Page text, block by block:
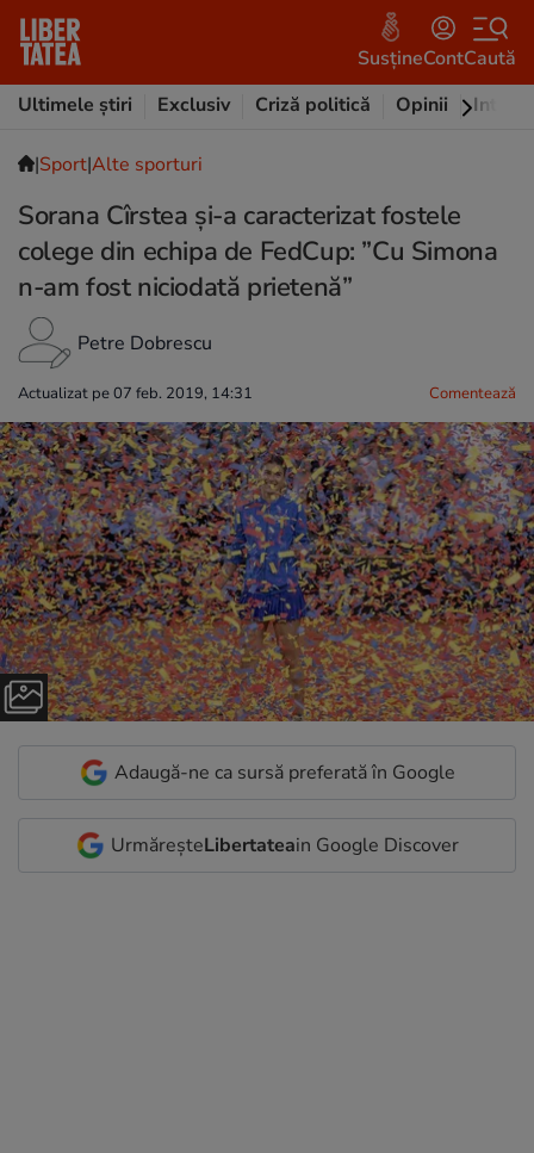
SusțineContCaută
Ultimele știri
Exclusiv Criză politică Opinii
|Sport|Alte sporturi
Sorana Cîrstea și-a caracterizat fostele
colege din echipa de FedCup: ”Cu Simona
n-am fost niciodată prietenă”
Petre Dobrescu
Actualizat pe 07 feb. 2019, 14:31 Comentează
Adaugă-ne ca sursă preferată în Google
UrmăreșteLibertateain Google Discover